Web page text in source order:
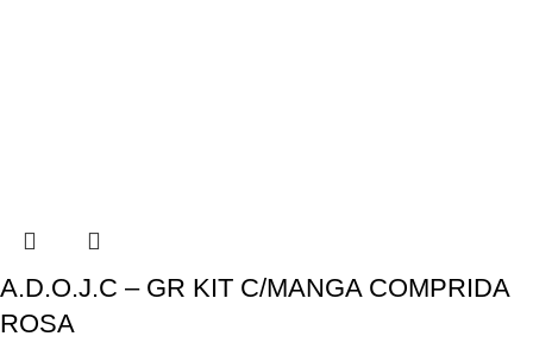
A.D.O.J.C – GR KIT C/MANGA COMPRIDA
ROSA